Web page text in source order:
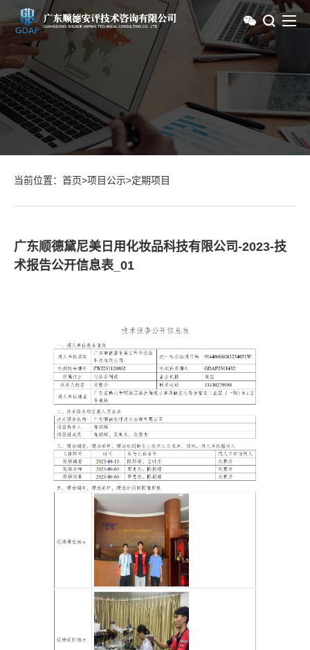
当前位置： 首页>项目公示>定期项目
广东顺德黛尼美日用化妆品科技有限公司-2023-技
术报告公开信息表_01